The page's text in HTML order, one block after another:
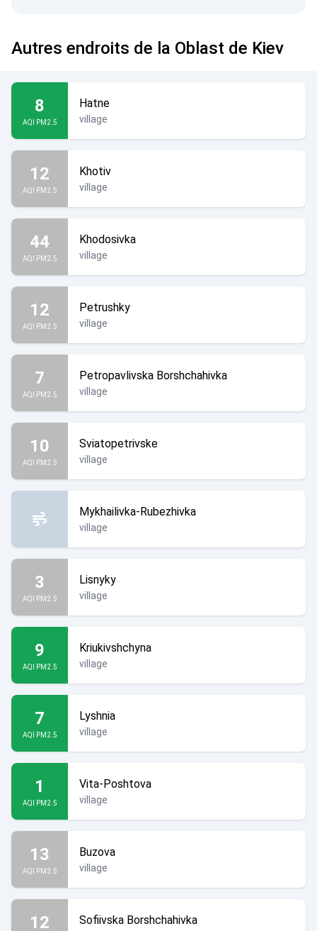
Autres endroits de la Oblast de Kiev
8
AQI PM2.5
Hatne
village
12
AQI PM2.5
Khotiv
village
44
AQI PM2.5
Khodosivka
village
12
AQI PM2.5
Petrushky
village
7
AQI PM2.5
Petropavlivska Borshchahivka
village
10
AQI PM2.5
Sviatopetrivske
village
Mykhailivka-Rubezhivka
village
3
AQI PM2.5
Lisnyky
village
9
AQI PM2.5
Kriukivshchyna
village
7
AQI PM2.5
Lyshnia
village
1
AQI PM2.5
Vita-Poshtova
village
13
AQI PM2.5
Buzova
village
12 Sofiivska Borshchahivka